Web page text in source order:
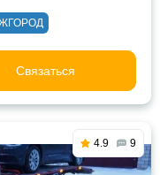
Связаться
4.9 9